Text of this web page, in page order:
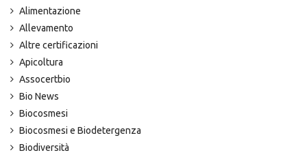
Alimentazione
Allevamento
Altre certificazioni
Apicoltura
Assocertbio
Bio News
Biocosmesi
Biocosmesi e Biodetergenza
Biodiversità